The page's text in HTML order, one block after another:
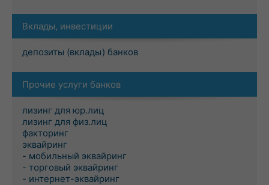
Вклады, инвестиции
депозиты (вклады) банков
Прочие услуги банков
лизинг для юр.лиц
лизинг для физ.лиц
факторинг
эквайринг
- мобильный эквайринг
- торговый эквайринг
- интернет-эквайринг